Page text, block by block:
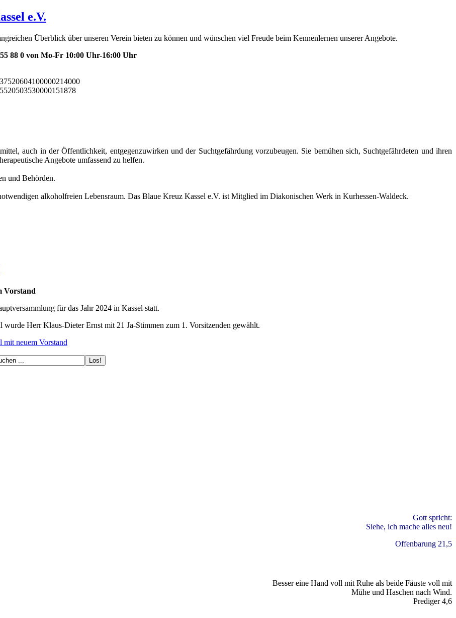
e.V.
Überblick über unseren Verein bieten zu können und wünschen viel Freude beim Kennenlernen unserer Angebote.
88 0 von Mo-Fr 10:00 Uhr-16:00 Uhr
auch in der Öffentlichkeit, entgegenzuwirken und der Suchtgefährdung vorzubeugen. Sie bemühen sich, Suchtgefährdeten und ihren
Angebote umfassend zu helfen.
und Behörden.
alkoholfreien Lebensraum. Das Blaue Kreuz Kassel e.V. ist Mitglied im Diakonischen Werk in Kurhessen-Waldeck.
Vorstand
für das Jahr 2024 in Kassel statt.
wurde Herr Klaus-Dieter Ernst mit 21 Ja-Stimmen zum 1. Vorsitzenden gewählt.
mit neuem Vorstand
Gott spricht:
Siehe, ich mache alles neu!
Offenbarung 21,5
Besser eine Hand voll mit Ruhe als beide Fäuste voll mit
Mühe und Haschen nach Wind.
Prediger 4,6